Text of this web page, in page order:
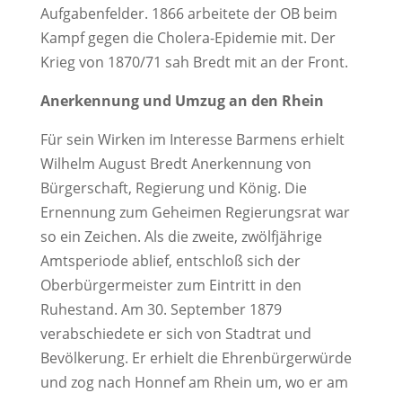
Aufgabenfelder. 1866 arbeitete der OB beim
Kampf gegen die Cholera-Epidemie mit. Der
Krieg von 1870/71 sah Bredt mit an der Front.
Anerkennung und Umzug an den Rhein
Für sein Wirken im Interesse Barmens erhielt
Wilhelm August Bredt Anerkennung von
Bürgerschaft, Regierung und König. Die
Ernennung zum Geheimen Regierungsrat war
so ein Zeichen. Als die zweite, zwölfjährige
Amtsperiode ablief, entschloß sich der
Oberbürgermeister zum Eintritt in den
Ruhestand. Am 30. September 1879
verabschiedete er sich von Stadtrat und
Bevölkerung. Er erhielt die Ehrenbürgerwürde
und zog nach Honnef am Rhein um, wo er am